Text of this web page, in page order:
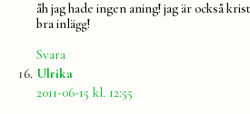
åh jag hade ingen aning! jag är också
bra inlägg!
Svara
Ulrika
2011-06-15 kl. 12:55